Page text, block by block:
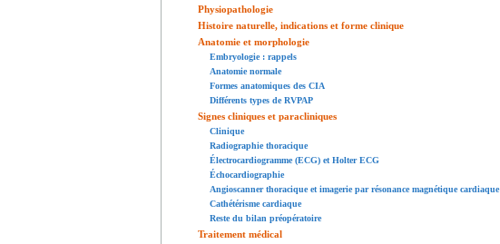
Physiopathologie
Histoire naturelle, indications et forme clinique
Anatomie et morphologie
Embryologie : rappels
Anatomie normale
Formes anatomiques des CIA
Différents types de RVPAP
Signes cliniques et paracliniques
Clinique
Radiographie thoracique
Électrocardiogramme (ECG) et Holter ECG
Échocardiographie
Angioscanner thoracique et imagerie par résonance magnétique cardiaque
Cathétérisme cardiaque
Reste du bilan préopératoire
Traitement médical